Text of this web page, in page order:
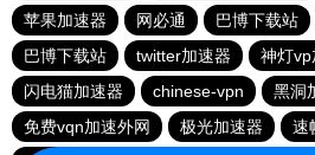
苹果加速器
网必通 巴博下载站
巴博下载站
twitter加速器
神灯vp
闪电猫加速器
chinese-vpn 黑洞
免费vqn加速外网
极光加速器 速